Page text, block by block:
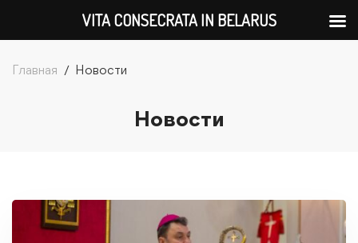
Главная Новости
Новости
VITA CONSECRATA IN BELARUS